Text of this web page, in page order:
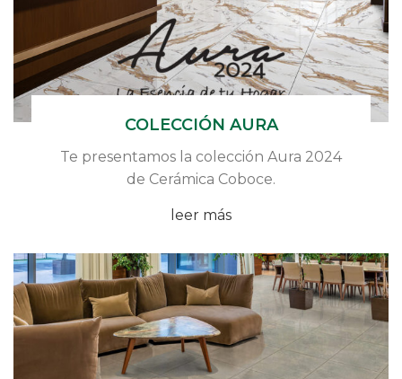
COLECCIÓN AURA
Te presentamos la colección Aura 2024
de Cerámica Coboce.
leer más